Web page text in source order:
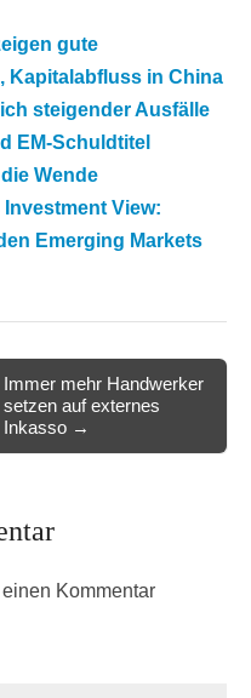
gute
Kapitalabfluss in China
steigender Ausfälle
EM-Schuldtitel
Wende
View:
Emerging Markets
Immer mehr Handwerker
setzen auf externes
Inkasso →
Kommentar